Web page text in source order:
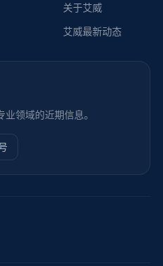
关于艾威
艾威最新动态
领域的近期信息。